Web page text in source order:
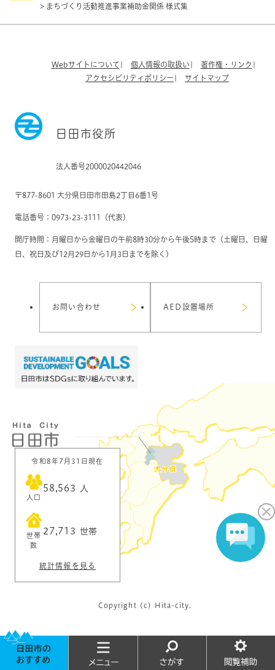
> まちづくり活動推進事業補助金関係 様式集
Webサイトについて 個人情報の取扱い
著作権・リンク
アクセシビリティポリシー
サイトマップ
日田市役所
法人番号2000020442046
〒877-8601 大分県日田市田島2丁目6番1号
電話番号：0973-23-3111（代表）
開庁時間：月曜日から金曜日の午前8時30分から午後5時まで（土曜日、日曜
日、祝日及び12月29日から1月3日までを除く）
お問い合わせ AED設置場所
令和8年7月31日現在
人口
58,563 人
世帯
数
27,713 世帯
統計情報を見る
Copyright (c) Hita-city.